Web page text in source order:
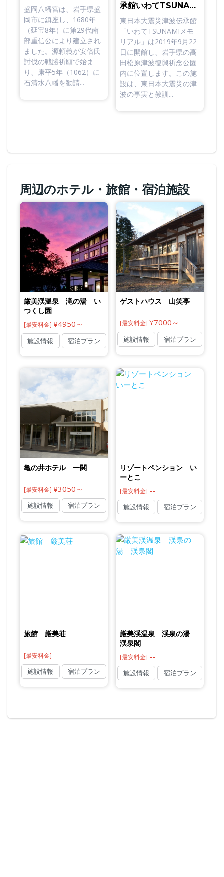
盛岡八幡宮は、岩手県盛
岡市に鎮座し、1680年
（延宝8年）に第29代南
部重信公により建立され
ました。源頼義が安倍氏
討伐の戦勝祈願で始ま
り、康平5年（1062）に
石清水八幡を勧請...
承館いわてTSUNAMI
メモリアル
東日本大震災津波伝承館
「いわてTSUNAMIメモ
リアル」は2019年9月22
日に開館し、岩手県の高
田松原津波復興祈念公園
内に位置します。この施
設は、東日本大震災の津
波の事実と教訓...
周辺のホテル・旅館・宿泊施設
厳美渓温泉 滝の湯 い
つくし園
[最安料金]¥4950～
施設情報 宿泊プラン
ゲストハウス 山笑亭
[最安料金] ¥7000～
施設情報 宿泊プラン
亀の井ホテル 一関
[最安料金]¥3050～
施設情報 宿泊プラン
リゾートペンション い
ーとこ
[最安料金] --
施設情報 宿泊プラン
旅館 厳美荘
[最安料金] --
施設情報 宿泊プラン
厳美渓温泉 渓泉の湯
渓泉閣
[最安料金] --
施設情報 宿泊プラン